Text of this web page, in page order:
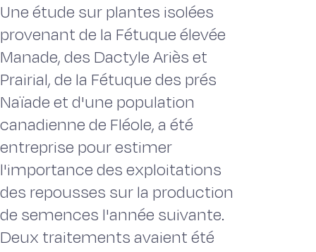
Une étude sur plantes isolées
provenant de la Fétuque élevée
Manade, des Dactyle Ariès et
Prairial, de la Fétuque des prés
Naïade et d'une population
canadienne de Fléole, a été
entreprise pour estimer
l'importance des exploitations
des repousses sur la production
de semences l'année suivante.
Deux traitements avaient été